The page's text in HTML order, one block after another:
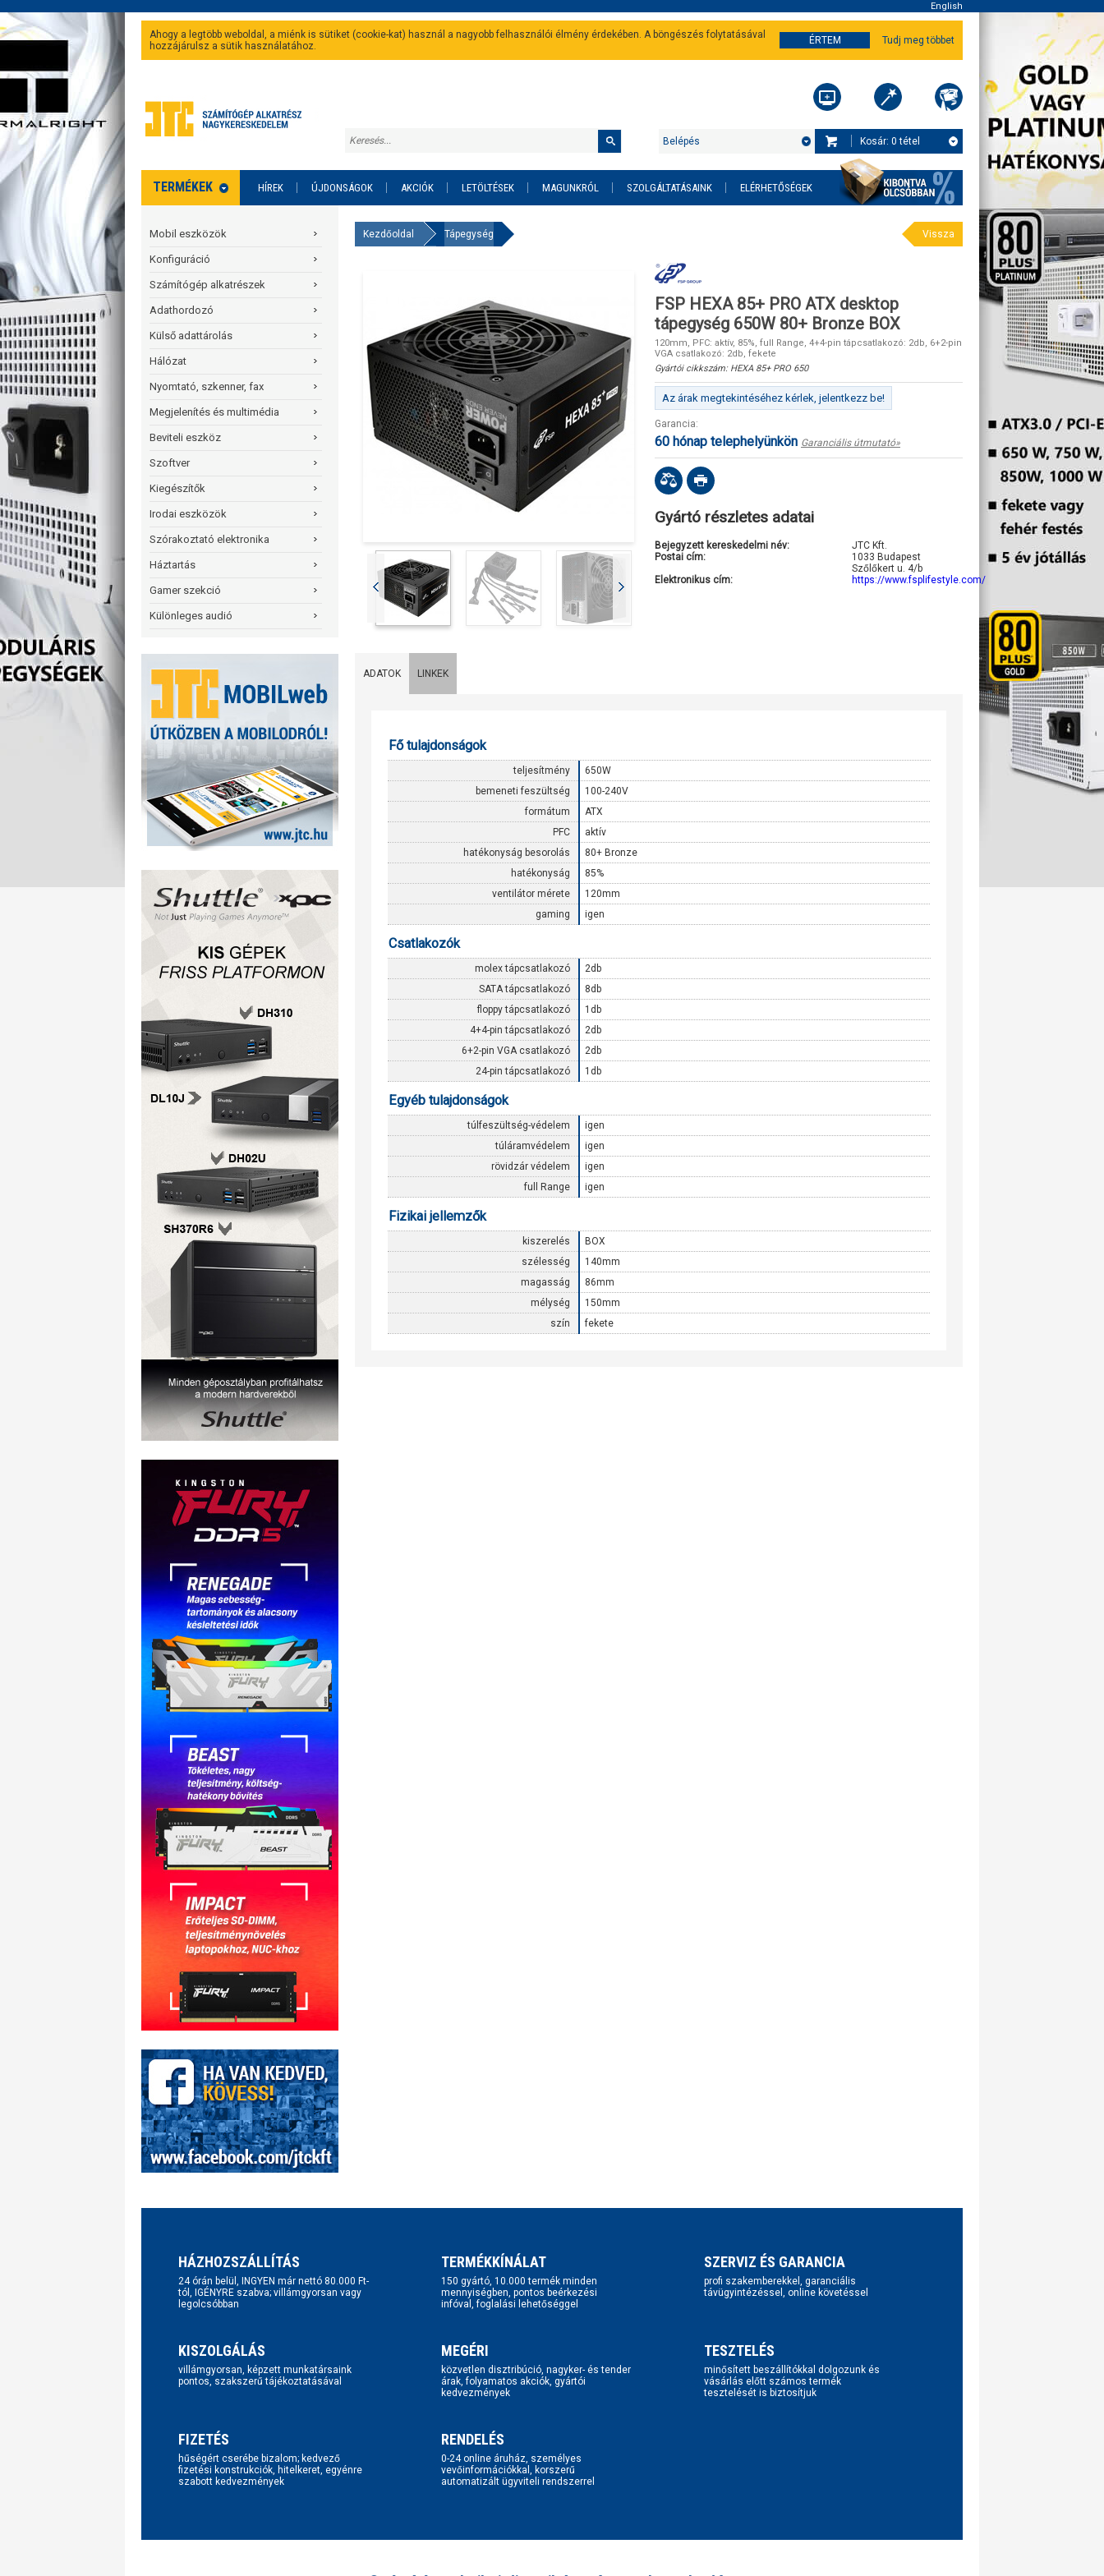
English
Ahogy a legtöbb weboldal, a miénk is sütiket (cookie-kat) használ a nagyobb felhasználói élmény érdekében. A böngészés folytatásával
hozzájárulsz a sütik használatához.
ÉRTEM Tudj meg többet
Kosár: 0 tétel
Belépés
TERMÉKEK HÍREK ÚJDONSÁGOK AKCIÓK LETÖLTÉSEK MAGUNKRÓL SZOLGÁLTATÁSAINK ELÉRHETŐSÉGEK
Mobil eszközök
Konfiguráció
Számítógép alkatrészek
Adathordozó
Külső adattárolás
Hálózat
Nyomtató, szkenner, fax
Megjelenítés és multimédia
Beviteli eszköz
Szoftver
Kiegészítők
Irodai eszközök
Szórakoztató elektronika
Háztartás
Gamer szekció
Különleges audió
Kezdőoldal Tápegység Vissza
FSP HEXA 85+ PRO ATX desktop
tápegység 650W 80+ Bronze BOX
120mm, PFC: aktív, 85%, full Range, 4+4-pin tápcsatlakozó: 2db, 6+2-pin
VGA csatlakozó: 2db, fekete
Gyártói cikkszám: HEXA 85+ PRO 650
Az árak megtekintéséhez kérlek, jelentkezz be!
Garancia:
60 hónap telephelyünkön Garanciális útmutató»
Gyártó részletes adatai
Bejegyzett kereskedelmi név:
JTC Kft.
Postai cím:
1033 Budapest
Szőlőkert u. 4/b
Elektronikus cím:
https://www.fsplifestyle.com/
ADATOK LINKEK
Fő tulajdonságok
teljesítmény
650W
bemeneti feszültség
100-240V
formátum
ATX
PFC
aktív
hatékonyság besorolás
80+ Bronze
hatékonyság
85%
ventilátor mérete
120mm
gaming
igen
Csatlakozók
molex tápcsatlakozó
2db
SATA tápcsatlakozó
8db
floppy tápcsatlakozó
1db
4+4-pin tápcsatlakozó
2db
6+2-pin VGA csatlakozó
2db
24-pin tápcsatlakozó
1db
Egyéb tulajdonságok
túlfeszültség-védelem
igen
túláramvédelem
igen
rövidzár védelem
igen
full Range
igen
Fizikai jellemzők
kiszerelés
BOX
szélesség
140mm
magasság
86mm
mélység
150mm
szín
fekete
HÁZHOZSZÁLLÍTÁS
24 órán belül, INGYEN már nettó 80.000 Ft-
tól, IGÉNYRE szabva; villámgyorsan vagy
legolcsóbban
TERMÉKKÍNÁLAT
150 gyártó, 10.000 termék minden
mennyiségben, pontos beérkezési
infóval, foglalási lehetőséggel
SZERVIZ ÉS GARANCIA
profi szakemberekkel, garanciális
távügyintézéssel, online követéssel
KISZOLGÁLÁS
villámgyorsan, képzett munkatársaink
pontos, szakszerű tájékoztatásával
MEGÉRI
közvetlen disztribúció, nagyker- és tender
árak, folyamatos akciók, gyártói
kedvezmények
TESZTELÉS
minősített beszállítókkal dolgozunk és
vásárlás előtt számos termék
tesztelését is biztosítjuk
FIZETÉS
hűségért cserébe bizalom; kedvező
fizetési konstrukciók, hitelkeret, egyénre
szabott kedvezmények
RENDELÉS
0-24 online áruház, személyes
vevőinformációkkal, korszerű
automatizált ügyviteli rendszerrel